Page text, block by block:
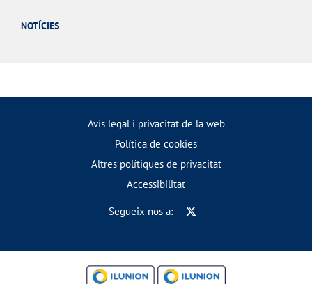
NOTÍCIES
Avís legal i privacitat de la web
Política de cookies
Altres polítiques de privacitat
Accessibilitat
Segueix-nos a: